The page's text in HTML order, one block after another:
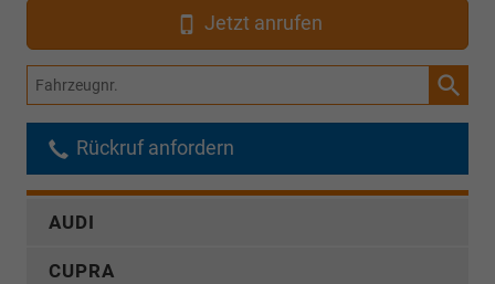
Jetzt anrufen
Fahrzeugnr.
Rückruf anfordern
AUDI
CUPRA